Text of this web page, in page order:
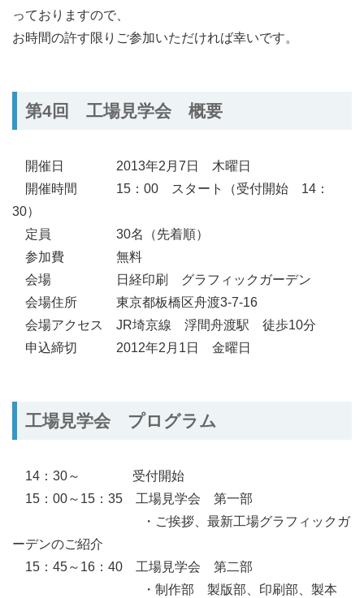
っておりますので、
お時間の許す限りご参加いただければ幸いです。
第4回 工場見学会 概要
開催日 2013年2月7日 木曜日
開催時間 15：00 スタート（受付開始 14：
30）
定員 30名（先着順）
参加費 無料
会場 日経印刷 グラフィックガーデン
会場住所 東京都板橋区舟渡3-7-16
会場アクセス JR埼京線 浮間舟渡駅 徒歩10分
申込締切 2012年2月1日 金曜日
工場見学会 プログラム
14：30～ 受付開始
15：00～15：35 工場見学会 第一部
・ご挨拶、最新工場グラフィックガ
ーデンのご紹介
15：45～16：40 工場見学会 第二部
・制作部 製版部、印刷部、製本